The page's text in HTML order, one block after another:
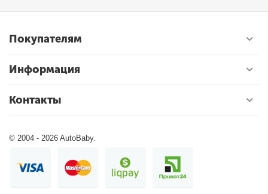
Покупателям
Информация
Контакты
© 2004 - 2026 AutoBaby.